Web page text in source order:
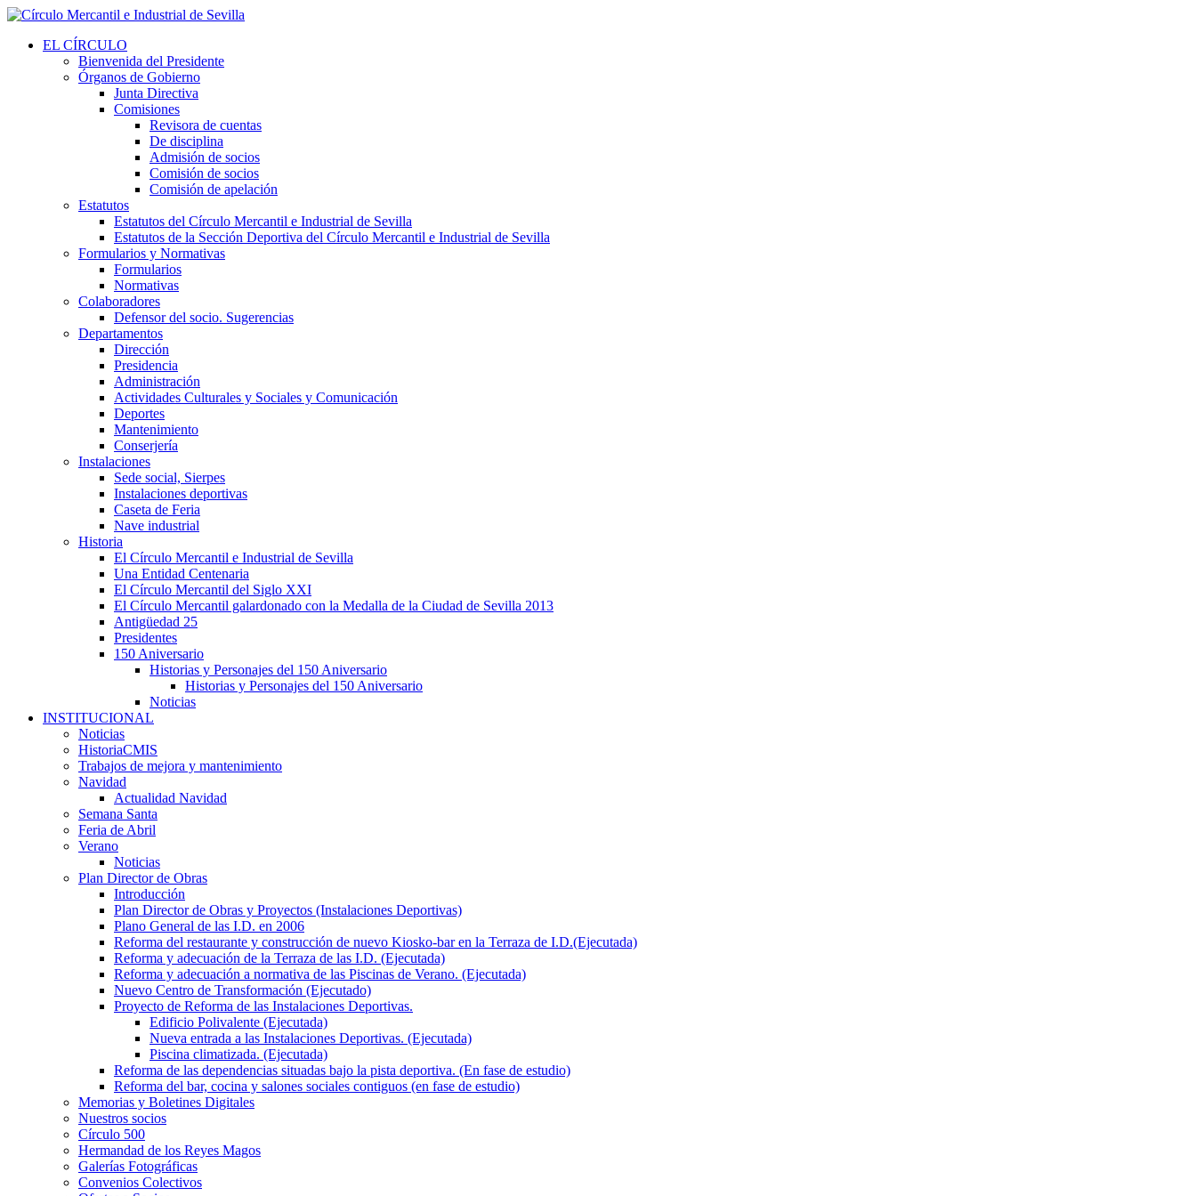
EL CÍRCULO
Bienvenida del Presidente
Órganos de Gobierno
Junta Directiva
Comisiones
Revisora de cuentas
De disciplina
Admisión de socios
Comisión de socios
Comisión de apelación
Estatutos
Estatutos del Círculo Mercantil e Industrial de Sevilla
Estatutos de la Sección Deportiva del Círculo Mercantil e Industrial de Sevilla
Formularios y Normativas
Formularios
Normativas
Colaboradores
Defensor del socio. Sugerencias
Departamentos
Dirección
Presidencia
Administración
Actividades Culturales y Sociales y Comunicación
Deportes
Mantenimiento
Conserjería
Instalaciones
Sede social, Sierpes
Instalaciones deportivas
Caseta de Feria
Nave industrial
Historia
El Círculo Mercantil e Industrial de Sevilla
Una Entidad Centenaria
El Círculo Mercantil del Siglo XXI
El Círculo Mercantil galardonado con la Medalla de la Ciudad de Sevilla 2013
Antigüedad 25
Presidentes
150 Aniversario
Historias y Personajes del 150 Aniversario
Historias y Personajes del 150 Aniversario
Noticias
INSTITUCIONAL
Noticias
HistoriaCMIS
Trabajos de mejora y mantenimiento
Navidad
Actualidad Navidad
Semana Santa
Feria de Abril
Verano
Noticias
Plan Director de Obras
Introducción
Plan Director de Obras y Proyectos (Instalaciones Deportivas)
Plano General de las I.D. en 2006
Reforma del restaurante y construcción de nuevo Kiosko-bar en la Terraza de I.D.(Ejecutada)
Reforma y adecuación de la Terraza de las I.D. (Ejecutada)
Reforma y adecuación a normativa de las Piscinas de Verano. (Ejecutada)
Nuevo Centro de Transformación (Ejecutado)
Proyecto de Reforma de las Instalaciones Deportivas.
Edificio Polivalente (Ejecutada)
Nueva entrada a las Instalaciones Deportivas. (Ejecutada)
Piscina climatizada. (Ejecutada)
Reforma de las dependencias situadas bajo la pista deportiva. (En fase de estudio)
Reforma del bar, cocina y salones sociales contiguos (en fase de estudio)
Memorias y Boletines Digitales
Nuestros socios
Círculo 500
Hermandad de los Reyes Magos
Galerías Fotográficas
Convenios Colectivos